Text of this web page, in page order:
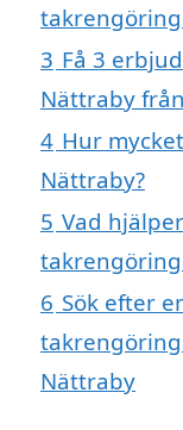
3 Få 3
Nättraby
4 Hur
Nättraby?
5 Vad
6 Sök efter
Nättraby